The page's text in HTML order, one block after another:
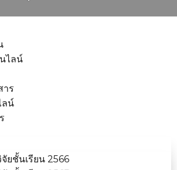
ไลน์
าร
ลน์
จัยชั้นเรียน 2566